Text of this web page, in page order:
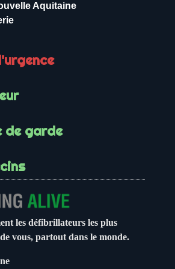
Aquitaine
de garde
les défibrillateurs les plus
vous, partout dans le monde.